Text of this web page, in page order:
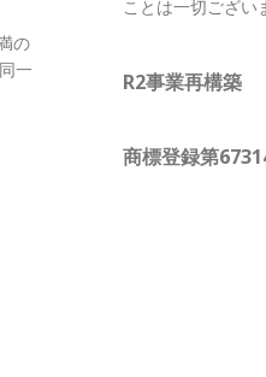
の
一
ことは一切ござい
R2事業再構築
商標登録第